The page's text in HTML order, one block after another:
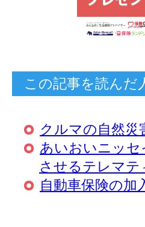
この記事を読んだ
クルマの自然災
あいおいニッセ
させるテレマテ
自動車保険の加